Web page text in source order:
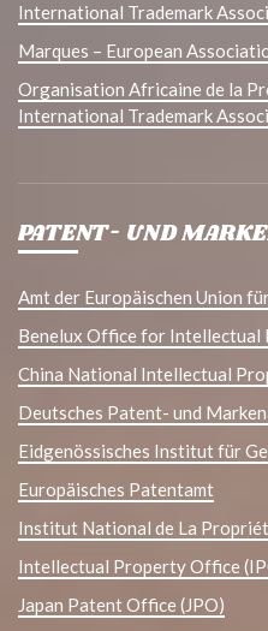
International Trademark
Marques – European
Organisation Africaine de la
International Trademark
PATENT- UND
Amt der Europäischen Union
Benelux Office for Intellectual
China National Intellectual
Deutsches Patent- und
Eidgenössisches Institut für
Europäisches Patentamt
Institut National de La
Intellectual Property Office
Japan Patent Office (JPO)